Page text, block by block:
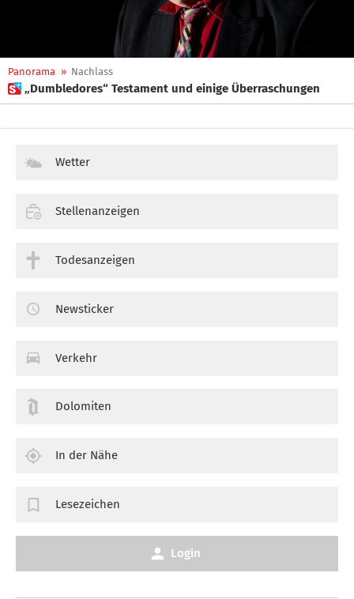
Panorama » Nachlass
 „Dumbledores“ Testament und einige Überraschungen
Wetter
Stellenanzeigen
Todesanzeigen
Newsticker
Verkehr
Dolomiten
In der Nähe
Lesezeichen
Login